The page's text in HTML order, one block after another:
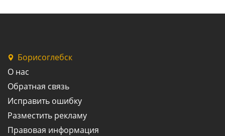
Борисоглебск
О нас
Обратная связь
Исправить ошибку
Разместить рекламу
Правовая информация